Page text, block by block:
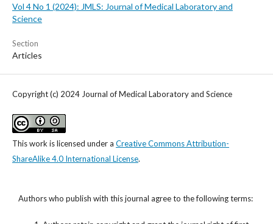
Vol 4 No 1 (2024): JMLS: Journal of Medical Laboratory and
Science
Section
Articles
Copyright (c) 2024 Journal of Medical Laboratory and Science
This work is licensed under a Creative Commons Attribution-
ShareAlike 4.0 International License.
Authors who publish with this journal agree to the following terms: